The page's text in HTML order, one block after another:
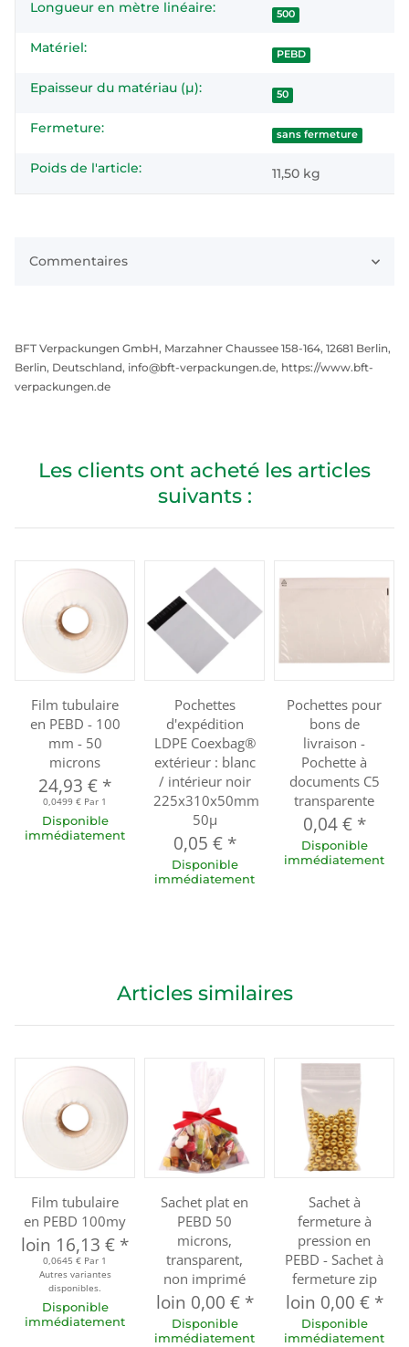
Longueur en mètre linéaire: 500
Matériel: PEBD
Epaisseur du matériau (µ): 50
Fermeture: sans fermeture
Poids de l'article: 11,50 kg
Commentaires
BFT Verpackungen GmbH, Marzahner Chaussee 158-164, 12681 Berlin,
Berlin, Deutschland, info@bft-verpackungen.de, https://www.bft-
verpackungen.de
Les clients ont acheté les articles
suivants :
Film tubulaire
en PEBD - 100
mm - 50
microns
24,93 € *
0,0499 € Par 1
Disponible
immédiatement
Pochettes
d'expédition
LDPE Coexbag®
extérieur : blanc
/ intérieur noir
225x310x50mm
50µ
0,05 € *
Disponible
immédiatement
Pochettes pour
bons de
livraison -
Pochette à
documents C5
transparente
0,04 € *
Disponible
immédiatement
Articles similaires
Film tubulaire
en PEBD 100my
loin 16,13 € *
0,0645 € Par 1
Autres variantes
disponibles.
Disponible
immédiatement
Sachet plat en
PEBD 50
microns,
transparent,
non imprimé
loin 0,00 € *
Disponible
immédiatement
Sachet à
fermeture à
pression en
PEBD - Sachet à
fermeture zip
loin 0,00 € *
Disponible
immédiatement